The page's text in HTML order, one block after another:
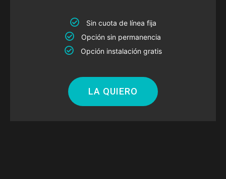
Sin cuota de línea fija
Opción sin permanencia
Opción instalación gratis
LA QUIERO